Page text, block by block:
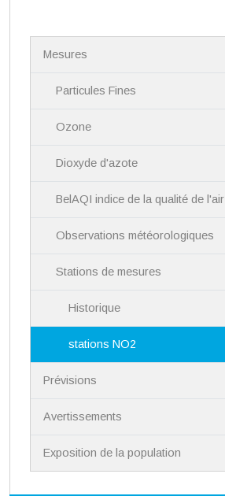
Mesures
Particules Fines
Ozone
Dioxyde d'azote
BelAQI indice de la qualité de l'air
Observations météorologiques
Stations de mesures
Historique
stations NO2
Prévisions
Avertissements
Exposition de la population